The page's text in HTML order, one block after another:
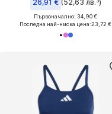
26,91 € (52,63 лв.³)
Първоначално: 34,90 €
Последна най-ниска цена:23,72 €